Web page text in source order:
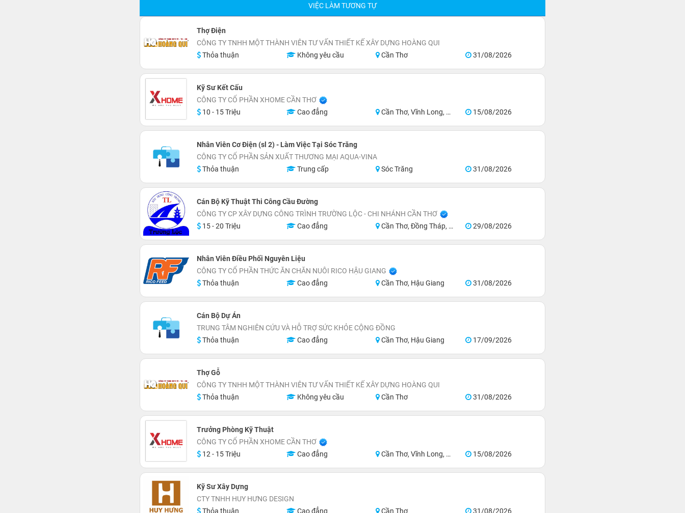
VIỆC LÀM TƯƠNG TỰ
Thợ Điện
CÔNG TY TNHH MỘT THÀNH VIÊN TƯ VẤN THIẾT KẾ XÂY DỰNG HOÀNG QUI
Thỏa thuận
Không yêu cầu Cần Thơ 31/08/2026
Kỹ Sư Kết Cấu
CÔNG TY CỔ PHẦN XHOME CẦN THƠ
10 - 15 Triệu
Cao đẳng Cần Thơ, Vĩnh Long, Hậu Giang, Sóc Trăng 15/08/2026
Nhân Viên Cơ Điện (sl 2) - Làm Việc Tại Sóc Trăng
CÔNG TY CỔ PHẦN SẢN XUẤT THƯƠNG MẠI AQUA-VINA
Thỏa thuận
Trung cấp Sóc Trăng 31/08/2026
Cán Bộ Kỹ Thuật Thi Công Cầu Đường
CÔNG TY CP XÂY DỰNG CÔNG TRÌNH TRƯỜNG LỘC - CHI NHÁNH CẦN THƠ
15 - 20 Triệu
Cao đẳng Cần Thơ, Đồng Tháp, Sóc Trăng 29/08/2026
Nhân Viên Điều Phối Nguyên Liệu
CÔNG TY CỔ PHẦN THỨC ĂN CHĂN NUÔI RICO HẬU GIANG
Thỏa thuận
Cao đẳng Cần Thơ, Hậu Giang 31/08/2026
Cán Bộ Dự Án
TRUNG TÂM NGHIÊN CỨU VÀ HỖ TRỢ SỨC KHỎE CỘNG ĐỒNG
Thỏa thuận
Cao đẳng Cần Thơ, Hậu Giang 17/09/2026
Thợ Gỗ
CÔNG TY TNHH MỘT THÀNH VIÊN TƯ VẤN THIẾT KẾ XÂY DỰNG HOÀNG QUI
Thỏa thuận
Không yêu cầu Cần Thơ 31/08/2026
Trưởng Phòng Kỹ Thuật
CÔNG TY CỔ PHẦN XHOME CẦN THƠ
12 - 15 Triệu
Cao đẳng Cần Thơ, Vĩnh Long, Hậu Giang, Sóc Trăng 15/08/2026
Kỹ Sư Xây Dựng
CTY TNHH HUY HƯNG DESIGN
Thỏa thuận
Cao đẳng Cần Thơ 31/08/2026